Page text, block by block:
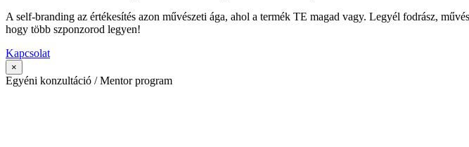
A self-branding az értékesítés azon művészeti ága, ahol a termék TE magad vagy. Legyél fodrász,
hogy több szponzorod legyen!
Kapcsolat
×
Egyéni konzultáció / Mentor program